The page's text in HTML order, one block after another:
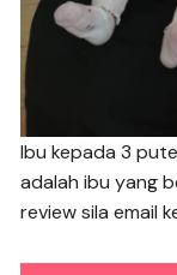
Ibu kepada 3
adalah ibu yang
review sila email